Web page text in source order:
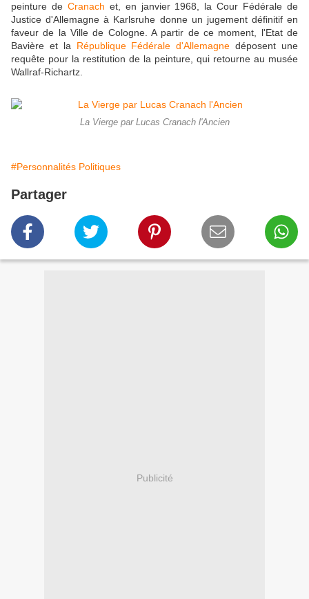
peinture de Cranach et, en janvier 1968, la Cour Fédérale de
Justice d'Allemagne à Karlsruhe donne un jugement définitif en
faveur de la Ville de Cologne. A partir de ce moment, l'Etat de
Bavière et la République Fédérale d'Allemagne déposent une
requête pour la restitution de la peinture, qui retourne au musée
Wallraf-Richartz.
La Vierge par Lucas Cranach l'Ancien
#Personnalités Politiques
Partager
Publicité